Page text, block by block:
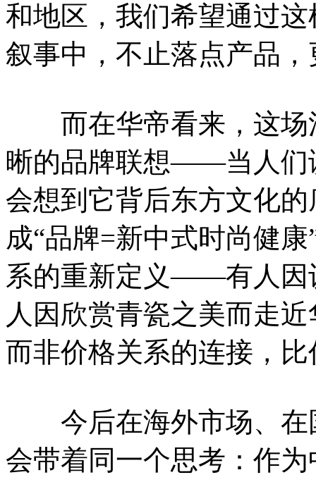
和地区，我们希望通过
叙事中，不止落点产品
而在华帝看来，这场
晰的品牌联想——当人们
会想到它背后东方文化
成“品牌=新中式时尚健
系的重新定义——有人因
人因欣赏青瓷之美而走
而非价格关系的连接，
今后在海外市场、在
会带着同一个思考：作